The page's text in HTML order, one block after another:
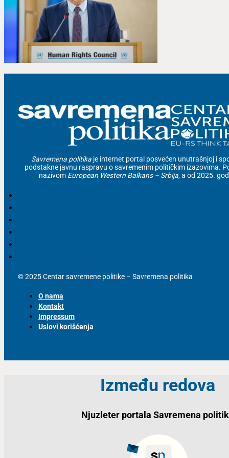
Savremena politika je internet portal posvećen unutrašnjoj i
podstakne javnu raspravu o savremenim političkim izazovima.
nazivom European Western Balkans – Srbija, a od 2025.
© 2025 Centar savremene politike – Savremena politika
O nama
Kontakt
Impressum
Uslovi korišćenja
Između redova
Njuzleter portala Savremena